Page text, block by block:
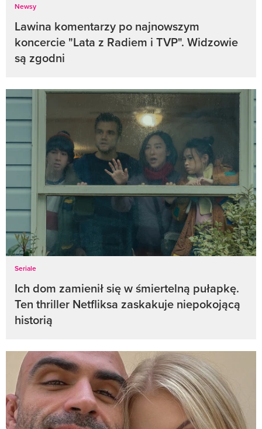
Newsy
Lawina komentarzy po najnowszym
koncercie "Lata z Radiem i TVP". Widzowie
są zgodni
Seriale
Ich dom zamienił się w śmiertelną pułapkę.
Ten thriller Netfliksa zaskakuje niepokojącą
historią